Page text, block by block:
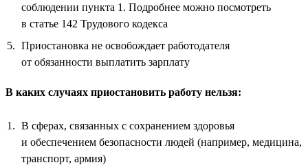
соблюдении пункта 1. Подробнее можно посмотреть
в статье 142 Трудового кодекса
Приостановка не освобождает работодателя
от обязанности выплатить зарплату
В каких случаях приостановить работу нельзя:
В сферах, связанных с сохранением здоровья
и обеспечением безопасности людей (например, медицина,
транспорт, армия)